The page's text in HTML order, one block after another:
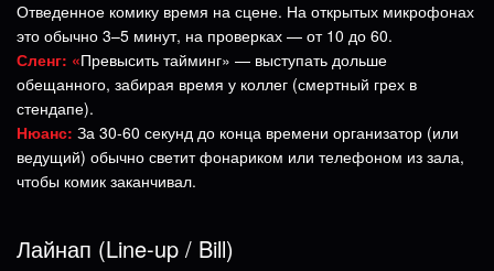
Отведенное комику время на сцене. На открытых микрофонах
это обычно 3–5 минут, на проверках — от 10 до 60.
Сленг: «Превысить тайминг» — выступать дольше
обещанного, забирая время у коллег (смертный грех в
стендапе).
Нюанс: За 30-60 секунд до конца времени организатор (или
ведущий) обычно светит фонариком или телефоном из зала,
чтобы комик заканчивал.
Лайнап (Line-up / Bill)